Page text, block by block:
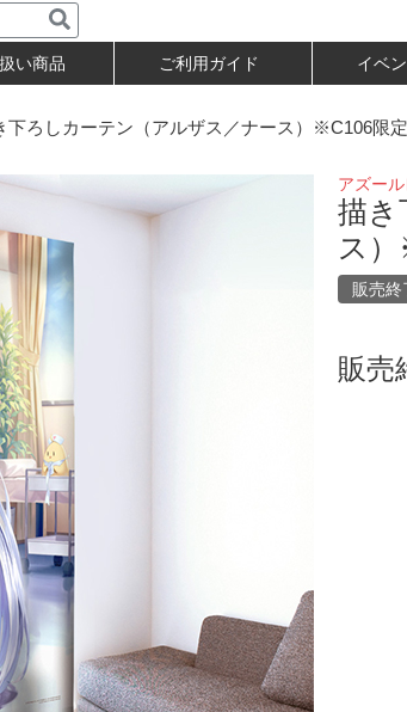
い商品 ご利用ガイド イベ
ろしカーテン（アルザス／ナース）※C106限
アズー
描き
ス
販売終
販売